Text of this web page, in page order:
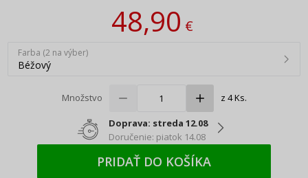
48,90€
Farba (2 na výber)
Béžový
Množstvo z 4 Ks.
Doprava: streda 12.08
Doručenie: piatok 14.08
PRIDAŤ DO KOŠÍKA